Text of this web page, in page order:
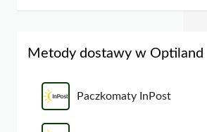
Metody dostawy w Optiland
Paczkomaty InPost